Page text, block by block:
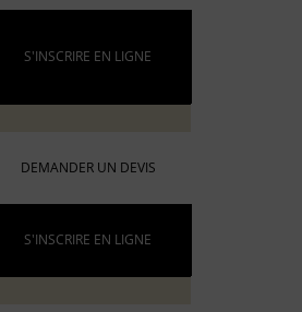
S'INSCRIRE EN LIGNE
DEMANDER UN DEVIS
S'INSCRIRE EN LIGNE